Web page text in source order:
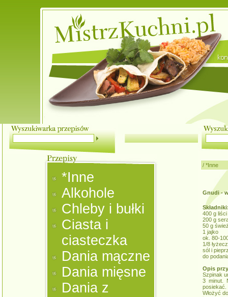
*Inne
Alkohole
Chleby i bułki
Ciasta i
ciasteczka
Dania mączne
Dania mięsne
Dania z
/ *Inne
Gnudi -
400 g
200 g
50 g
1 jajko
ok. 80-
1/8
sól i
do
Opis
Szpinak
3 minut.
posiekać.
Włożyć